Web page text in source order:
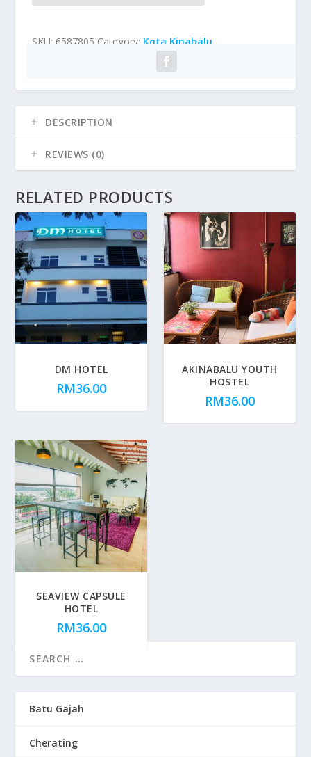
SKU: 6587805 Category: Kota Kinabalu
DESCRIPTION
REVIEWS (0)
RELATED PRODUCTS
DM HOTEL
RM36.00
AKINABALU YOUTH
HOSTEL
RM36.00
SEAVIEW CAPSULE
HOTEL
RM36.00
Batu Gajah
Cherating